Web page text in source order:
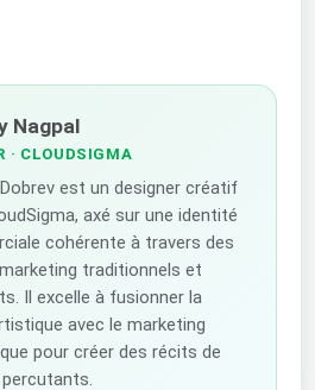
Nagpal
· CLOUDSIGMA
est un designer créatif
axé sur une identité
cohérente à travers des
traditionnels et
Il excelle à fusionner la
avec le marketing
pour créer des récits de